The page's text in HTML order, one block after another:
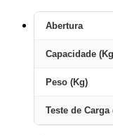
Abertura
Capacidade
Peso (Kg)
Teste de Carga